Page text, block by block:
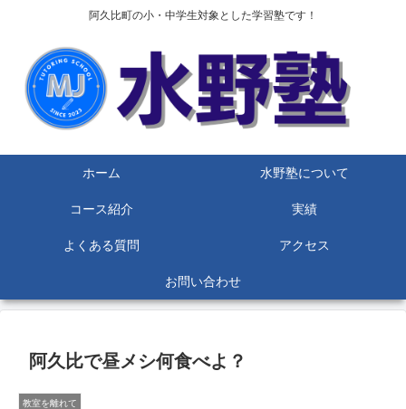
阿久比町の小・中学生対象とした学習塾です！
ホーム 水野塾について
コース紹介 実績
よくある質問 アクセス
お問い合わせ
阿久比で昼メシ何食べよ？
教室を離れて